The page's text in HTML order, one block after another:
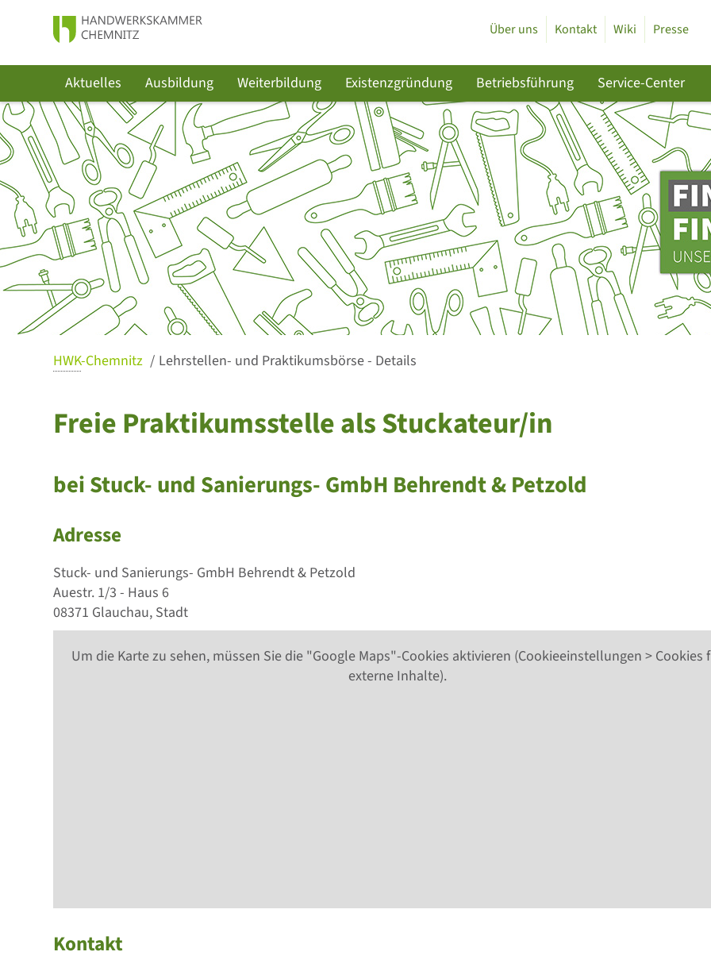
Über uns Kontakt Wiki Presse
Aktuelles Ausbildung Weiterbildung Existenzgründung Betriebsführung Service-Center
HWK-Chemnitz Lehrstellen- und Praktikumsbörse - Details
Freie Praktikumsstelle als Stuckateur/in
bei Stuck- und Sanierungs- GmbH Behrendt & Petzold
Adresse
Stuck- und Sanierungs- GmbH Behrendt & Petzold
Auestr. 1/3 - Haus 6
08371 Glauchau, Stadt
Um die Karte zu sehen, müssen Sie die "Google Maps"-Cookies aktivieren (Cookieeinstellungen > Cookies
externe Inhalte).
Kontakt